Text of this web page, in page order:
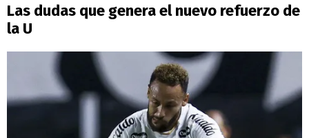
Las dudas que genera el nuevo refuerzo de
la U